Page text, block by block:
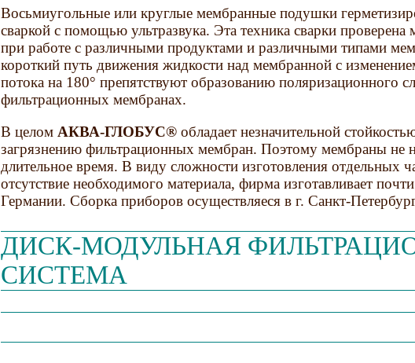
Восьмиугольные или круглые мембранные подушки
сваркой с помощью ультразвука. Эта техника сварки
при работе с различными продуктами и различными типами
короткий путь движения жидкости над мембранной с
потока на 180° препятствуют образованию поляризационного
фильтрационных мембранах.
В целом АКВА-ГЛОБУС® обладает незначительной
загрязнению фильтрационных мембран. Поэтому мембраны не
длительное время. В виду сложности изготовления отдельных
отсутствие необходимого материала, фирма изготавливает
Германии. Сборка приборов осуществляеся в г. Санкт-
ДИСК-МОДУЛЬНАЯ
СИСТЕМА